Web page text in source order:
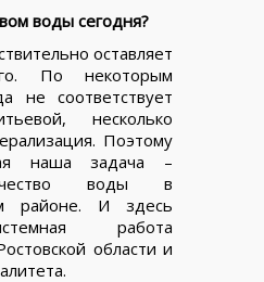
воды сегодня?
оставляет
По некоторым
не соответствует
несколько
Поэтому
наша задача –
воды в
районе. И здесь
работа
области и